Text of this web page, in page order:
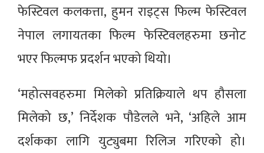
फेस्टिवल कलकत्ता, हुमन राइट्स फिल्म फेस्टिवल
नेपाल लगायतका फिल्म फेस्टिवलहरुमा छनोट
भएर फिल्मफ प्रदर्शन भएको थियो।
‘महोत्सवहरुमा मिलेको प्रतिक्रियाले थप हौसला
मिलेको छ,’ निर्देशक पौडेलले भने, ‘अहिले आम
दर्शकका लागि युट्युबमा रिलिज गरिएको हो।